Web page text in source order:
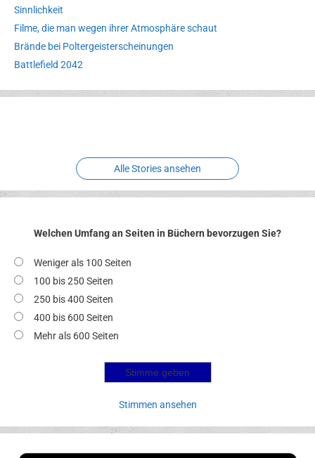
Sinnlichkeit
Filme, die man wegen ihrer Atmosphäre schaut
Brände bei Poltergeisterscheinungen
Battlefield 2042
Erlebnispark
Verbotene
Alle Stories ansehen
Welchen Umfang an Seiten in Büchern bevorzugen Sie?
Weniger als 100 Seiten
100 bis 250 Seiten
250 bis 400 Seiten
400 bis 600 Seiten
Mehr als 600 Seiten
Stimmen ansehen